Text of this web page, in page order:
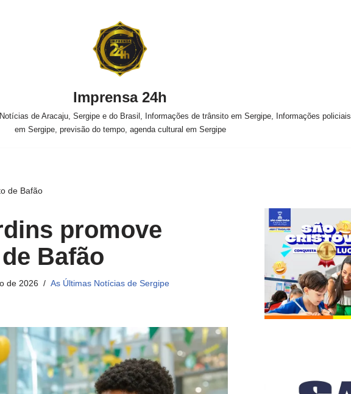
Imprensa 24h
de Aracaju, Sergipe e do Brasil, Informações de trânsito em Sergipe, Informações policiais
em Sergipe, previsão do tempo, agenda cultural em Sergipe
de Bafão
promove
Bafão
de 2026 As Últimas Notícias de Sergipe